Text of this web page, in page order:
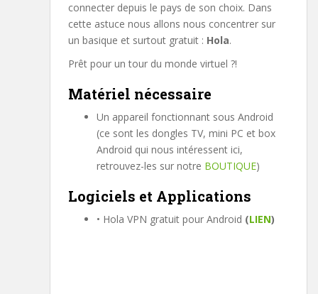
connecter depuis le pays de son choix. Dans
cette astuce nous allons nous concentrer sur
un basique et surtout gratuit : Hola.
Prêt pour un tour du monde virtuel ?!
Matériel nécessaire
Un appareil fonctionnant sous Android
(ce sont les dongles TV, mini PC et box
Android qui nous intéressent ici,
retrouvez-les sur notre BOUTIQUE)
Logiciels et Applications
• Hola VPN gratuit pour Android (LIEN)